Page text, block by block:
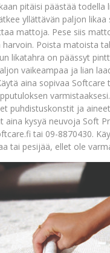
pitäisi päästää todella
yllättävän paljon likaa
mattoja. Pese siis
harvoin. Poista matoista
likatahra on päässyt
vaikeampaa ja lian
aina sopivaa Softcare
puhdistuskonstit ja
aina kysyä neuvoja Soft
tai 09-8870430.
tai pesijää, ellet ole